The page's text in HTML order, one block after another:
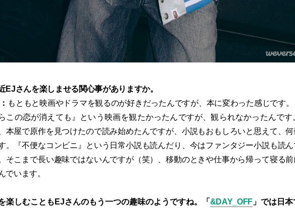
EJさんを楽しませる関心事がありますか。
もともと映画やドラマを観るのが好きだったんですが、本に変わった感じです
この恋が消えても』という映画を観たかったんですが、観られなかったんです
本屋で原作を見つけたので読み始めたんですが、小説もおもしろいと思えて、
。『不便なコンビニ』という日常小説も読んだり、今はファンタジー小説も読
そこまで長い趣味ではないんですが（笑）、移動のときや仕事から帰って寝る
でいます。
楽しむこともEJさんのもう一つの趣味のようですね。「 &DAY_OFF」では日